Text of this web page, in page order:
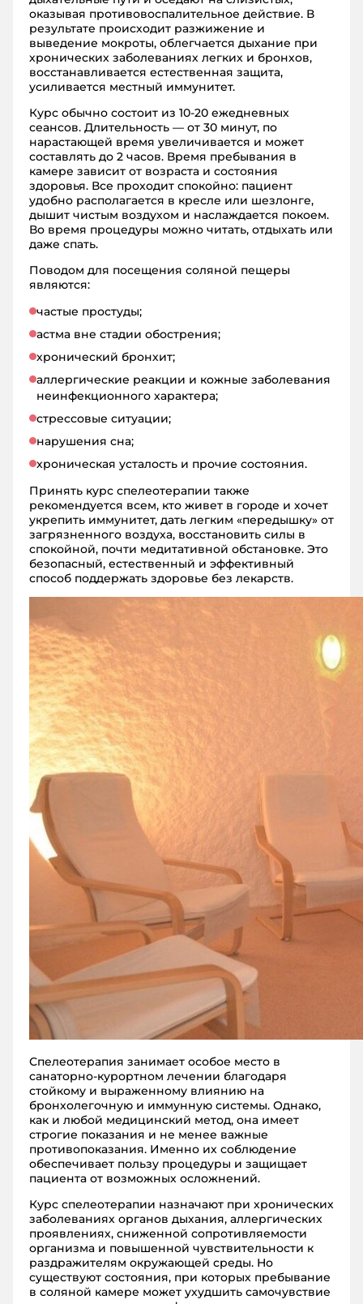
оказывая противовоспалительное действие. В
результате происходит разжижение и
выведение мокроты, облегчается дыхание при
хронических заболеваниях легких и бронхов,
восстанавливается естественная защита,
усиливается местный иммунитет.
Курс обычно состоит из 10-20 ежедневных
сеансов. Длительность — от 30 минут, по
нарастающей время увеличивается и может
составлять до 2 часов. Время пребывания в
камере зависит от возраста и состояния
здоровья. Все проходит спокойно: пациент
удобно располагается в кресле или шезлонге,
дышит чистым воздухом и наслаждается покоем.
Во время процедуры можно читать, отдыхать или
даже спать.
Поводом для посещения соляной пещеры
являются:
частые простуды;
астма вне стадии обострения;
хронический бронхит;
аллергические реакции и кожные заболевания
неинфекционного характера;
стрессовые ситуации;
нарушения сна;
хроническая усталость и прочие состояния.
Принять курс спелеотерапии также
рекомендуется всем, кто живет в городе и хочет
укрепить иммунитет, дать легким «передышку» от
загрязненного воздуха, восстановить силы в
спокойной, почти медитативной обстановке. Это
безопасный, естественный и эффективный
способ поддержать здоровье без лекарств.
Спелеотерапия занимает особое место в
санаторно-курортном лечении благодаря
стойкому и выраженному влиянию на
бронхолегочную и иммунную системы. Однако,
как и любой медицинский метод, она имеет
строгие показания и не менее важные
противопоказания. Именно их соблюдение
обеспечивает пользу процедуры и защищает
пациента от возможных осложнений.
Курс спелеотерапии назначают при хронических
заболеваниях органов дыхания, аллергических
проявлениях, сниженной сопротивляемости
организма и повышенной чувствительности к
раздражителям окружающей среды. Но
существуют состояния, при которых пребывание
в соляной камере может ухудшить самочувствие